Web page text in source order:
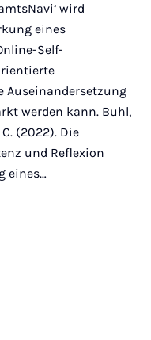
wird
eines
Self-
Auseinandersetzung
werden kann. Buhl,
(2022). Die
und Reflexion
eines…